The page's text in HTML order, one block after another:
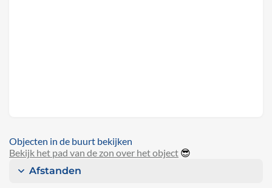
Objecten in de buurt bekijken
Bekijk het pad van de zon over het object 😎
Afstanden